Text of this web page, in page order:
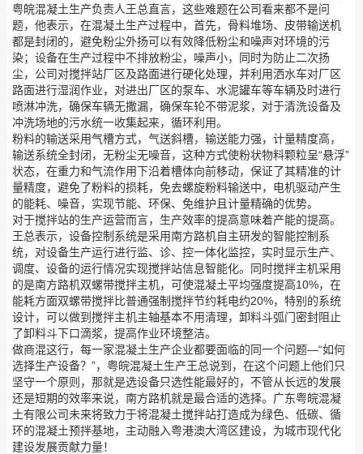
粤皖混凝土生产负责人王总直言，这些难题在公司看来都不是问
题，他表示，在混凝土生产过程中，首先，骨料堆场、皮带输送机
都是封闭的，避免粉尘外扬可以有效降低粉尘和噪声对环境的污
染；设备在生产过程中不排放粉尘，噪声小，同时为防止二次扬
尘，公司对搅拌站厂区及路面进行硬化处理，并利用洒水车对厂区
路面进行湿润作业，对进出厂区的泵车、水泥罐车等车辆及时进行
喷淋冲洗，确保车辆无撒漏，确保车轮不带泥浆，对于清洗设备及
冲洗场地的污水统一收集起来，循环利用。
粉料的输送采用气槽方式，气送斜槽，输送能力强，计量精度高，
输送系统全封闭，无粉尘无噪音，这种方式使粉状物料颗粒呈“悬浮”
状态，在重力和气流作用下沿着槽体向前移动，保证了其精准的计
量精度，避免了粉料的损耗，免去螺旋粉料输送中，电机驱动产生
的能耗、噪音，实现节能、环保、免维护且计量精确的优势。
对于搅拌站的生产运营而言，生产效率的提高意味着产能的提高。
王总表示，设备控制系统是采用南方路机自主研发的智能控制系
统，对设备生产运行进行监、诊、控一体化监控，实时显示生产、
调度、设备的运行情况实现搅拌站信息智能化。同时搅拌主机采用
的是南方路机双螺带搅拌主机，可使混凝土平均强度提高10%，在
能耗方面双螺带搅拌比普通强制搅拌节约耗电约20%，特别的系统
设计，可以做到搅拌主机主轴基本不用清理，卸料斗弧门密封阻止
了卸料斗下口滴浆，提高作业环境整洁。
做商混这行，每一家混凝土生产企业都要面临的同一个问题—“如何
选择生产设备？”，粤皖混凝土生产王总说到，在这个问题上他们只
坚守一个原则，那就是选设备只选性能最好的，不管从长远的发展
还是短期的效率来说，南方路机就是最合适的选择。广东粤皖混凝
土有限公司未来将致力于将混凝土搅拌站打造成为绿色、低碳、循
环的混凝土预拌基地，主动融入粤港澳大湾区建设，为城市现代化
建设发展贡献力量！